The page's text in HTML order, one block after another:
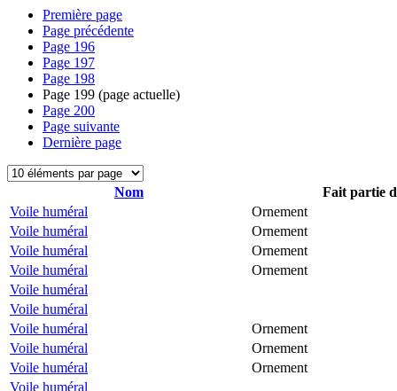
Première page
Page précédente
Page 196
Page 197
Page 198
Page 199 (page actuelle)
Page 200
Page suivante
Dernière page
Nom
Fait partie
Voile huméral
Ornement
Voile huméral
Ornement
Voile huméral
Ornement
Voile huméral
Ornement
Voile huméral
Voile huméral
Voile huméral
Ornement
Voile huméral
Ornement
Voile huméral
Ornement
Voile huméral